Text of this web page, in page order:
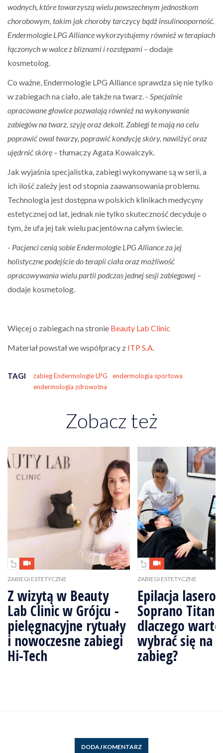
wodnych, które towarzyszą wielu powszechnym jednostkom
chorobowym, takim jak choroby tarczycy bądź insulinooporność.
Endermologie LPG Alliance wykorzystujemy również w terapiach
łączonych w walce z bliznami i rozstępami – dodaje
kosmetolog.
Co ważne, Endermologie LPG Alliance sprawdza się nie tylko
w zabiegach na ciało, ale także na twarz. - Specjalnie
opracowane głowice pozwalają również na wykonywanie
zabiegów na twarz, szyję oraz dekolt. Zabiegi te mają na celu
poprawić owal twarzy, poprawić kondycję skóry, nawilżyć oraz
ujędrnić skórę – tłumaczy Agata Kowalczyk.
Jak wyjaśnia specjalistka, zabiegi wykonywane są w serii, a
ich ilość zależy jest od stopnia zaawansowania problemu.
Technologia jest dostępna w polskich klinikach medycyny
estetycznej od lat, jednak nie tylko skuteczność decyduje o
tym, że ufa jej tak wielu pacjentów na całym świecie.
- Pacjenci cenią sobie Endermologie LPG Alliance za jej
holistyczne podejście do terapii ciała oraz możliwość
opracowywania wielu partii podczas jednej sesji zabiegowej –
dodaje kosmetolog.
Więcej o zabiegach na stronie Beauty Lab Clinic
Materiał powstał we współpracy z ITP S.A.
TAGI zabieg Endermologie LPG
endermologia sportowa
endermologia zdrowotna
Zobacz też
ZABIEGI ESTETYCZNE
Z wizytą w Beauty
Lab Clinic w Grójcu -
pielęgnacyjne rytuały
i nowoczesne zabiegi
Hi-Tech
ZABIEGI ESTETYCZNE
Epilacja
Soprano
dlaczego warto
wybrać się na
zabieg?
DODAJ KOMENTARZ